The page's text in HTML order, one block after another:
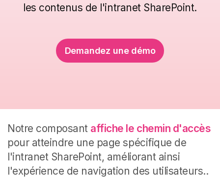
les contenus de l'intranet SharePoint.
Demandez une démo
Notre composant affiche le chemin d'accès
pour atteindre une page spécifique de
l'intranet SharePoint, améliorant ainsi
l'expérience de navigation des utilisateurs..